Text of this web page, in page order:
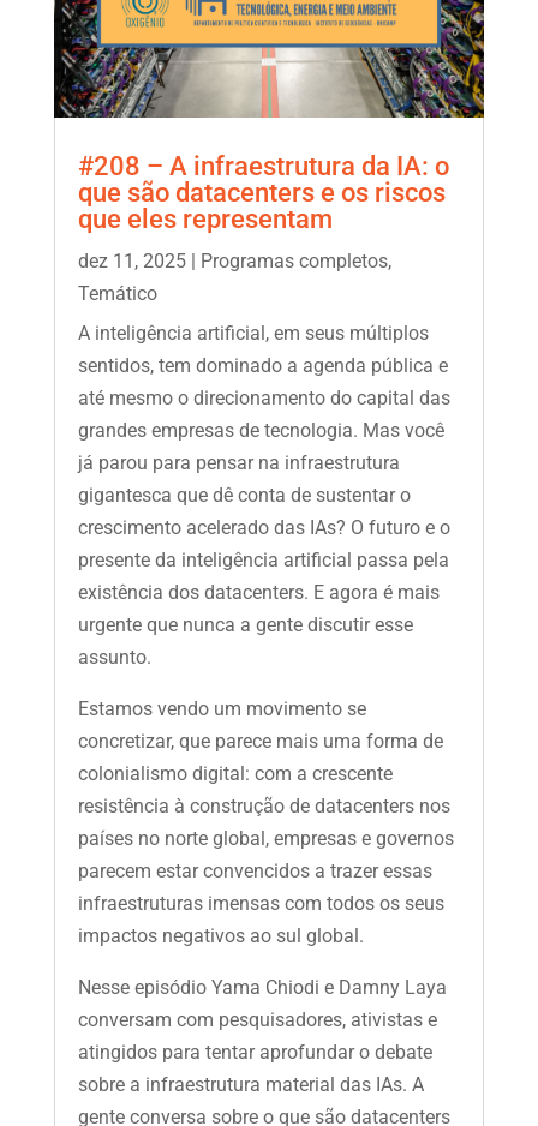
#208 – A infraestrutura da IA: o
que são datacenters e os riscos
que eles representam
dez 11, 2025| Programas completos,
Temático
A inteligência artificial, em seus múltiplos
sentidos, tem dominado a agenda pública e
até mesmo o direcionamento do capital das
grandes empresas de tecnologia. Mas você
já parou para pensar na infraestrutura
gigantesca que dê conta de sustentar o
crescimento acelerado das IAs? O futuro e o
presente da inteligência artificial passa pela
existência dos datacenters. E agora é mais
urgente que nunca a gente discutir esse
assunto.
Estamos vendo um movimento se
concretizar, que parece mais uma forma de
colonialismo digital: com a crescente
resistência à construção de datacenters nos
países no norte global, empresas e governos
parecem estar convencidos a trazer essas
infraestruturas imensas com todos os seus
impactos negativos ao sul global.
Nesse episódio Yama Chiodi e Damny Laya
conversam com pesquisadores, ativistas e
atingidos para tentar aprofundar o debate
sobre a infraestrutura material das IAs. A
gente conversa sobre o que são datacenters